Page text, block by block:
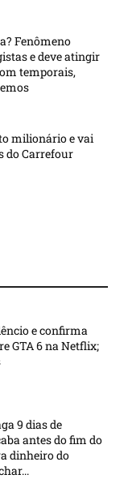
Fenômeno
e deve atingir
temporais,
milionário e vai
do Carrefour
e confirma
GTA 6 na Netflix;
9 dias de
antes do fim do
dinheiro do